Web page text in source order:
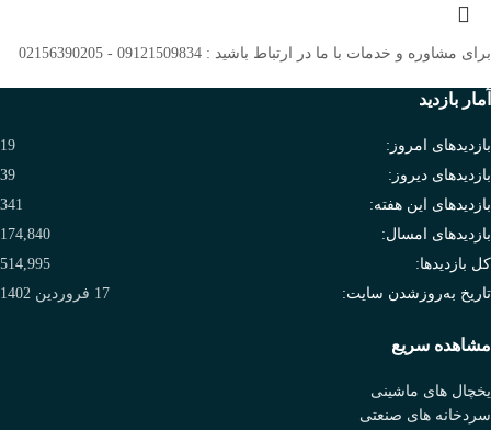
برای مشاوره و خدمات با ما در ارتباط باشید : 09121509834 - 02156390205
آمار بازدید
بازدیدهای امروز:
19
بازدیدهای دیروز:
39
بازدیدهای این هفته:
341
بازدیدهای امسال:
174,840
کل بازدیدها:
514,995
تاریخ به‌روزشدن سایت:
17 فروردین 1402
مشاهده سریع
یخچال های ماشینی
سردخانه های صنعتی